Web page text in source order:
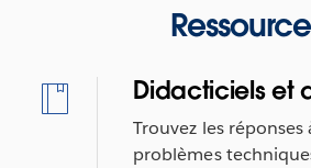
Didacticiels et
Trouvez les
problèmes